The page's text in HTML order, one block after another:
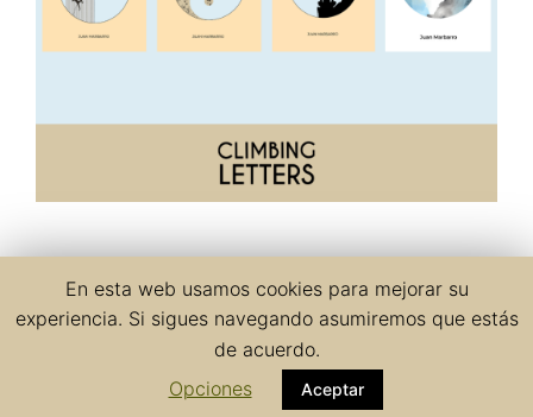
Política de cookies
Política de privacidad
Aviso legal
© Climbing Letters - 2026
En esta web usamos cookies para mejorar su
experiencia. Si sigues navegando asumiremos que estás
de acuerdo.
Opciones
Aceptar